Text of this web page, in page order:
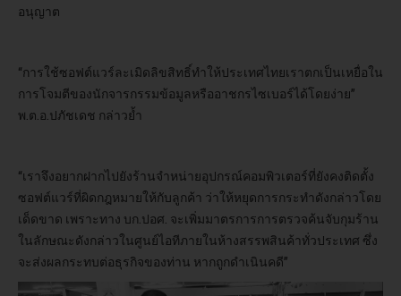
อนุญาต
“การใช้ซอฟต์แวร์ละเมิดลิขสิทธิ์ทำให้ประเทศไทยเราตกเป็นเหยื่อใน
การโจมตีของนักจารกรรมข้อมูลหรืออาชกรไซเบอร์ได้โดยง่าย”
พ.ต.อ.ปภัชเดช กล่าวย้ำ
“เราจึงอยากฝากไปยังร้านจำหน่ายอุปกรณ์คอมพิวเตอร์ที่ยังคงติดตั้ง
ซอฟต์แวร์ที่ผิดกฎหมายให้กับลูกค้า ว่าให้หยุดการกระทำดังกล่าวโดย
เด็ดขาด เพราะทาง บก.ปอศ. จะเพิ่มมาตรการการตรวจค้นจับกุมร้าน
ในลักษณะดังกล่าวในศูนย์ไอทีภายในห้างสรรพสินค้าทั่วประเทศ ซึ่ง
จะส่งผลกระทบต่อธุรกิจของท่าน หากถูกดำเนินคดี”